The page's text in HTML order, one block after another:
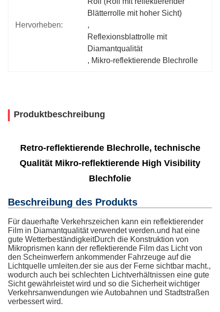
Hervorheben:
Blätterrolle mit hoher Sicht)
,
Reflexionsblattrolle mit
Diamantqualität
, Mikro-reflektierende Blechrolle
Produktbeschreibung
Retro-reflektierende Blechrolle, technische
Qualität Mikro-reflektierende High Visibility
Blechfolie
Beschreibung des Produkts
Für dauerhafte Verkehrszeichen kann ein reflektierender
Film in Diamantqualität verwendet werden.und hat eine
gute WetterbeständigkeitDurch die Konstruktion von
Mikroprismen kann der reflektierende Film das Licht von
den Scheinwerfern ankommender Fahrzeuge auf die
Lichtquelle umleiten.der sie aus der Ferne sichtbar macht.,
wodurch auch bei schlechten Lichtverhältnissen eine gute
Sicht gewährleistet wird und so die Sicherheit wichtiger
Verkehrsanwendungen wie Autobahnen und Stadtstraßen
verbessert wird.